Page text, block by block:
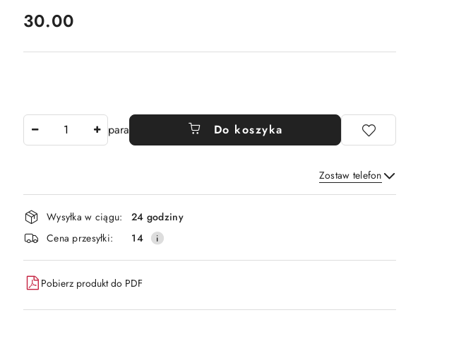
cena:
30.00
para Do koszyka
Zostaw telefon
Wyślij
Dostępność
i
dostawa
Wysyłka w ciągu:
24 godziny
Cena przesyłki:
14
Pobierz produkt do PDF